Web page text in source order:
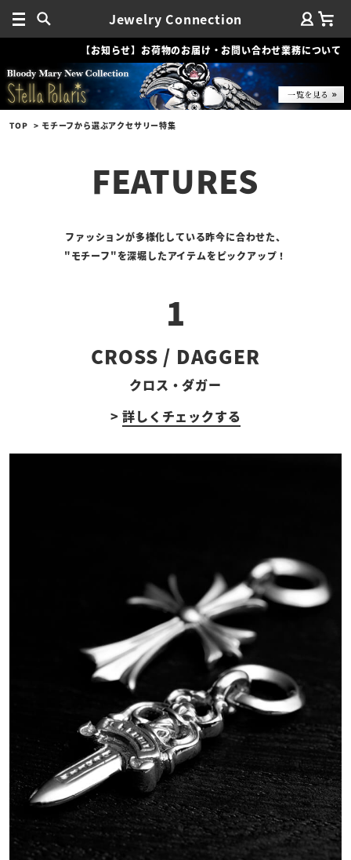
Jewelry Connection
【お知らせ】お荷物のお届け・お問い合わせ業務について
TOP モチーフから選ぶアクセサリー特集
FEATURES
ファッションが多様化している昨今に合わせた、
"モチーフ"を深堀したアイテムをピックアップ！
1
CROSS / DAGGER
クロス・ダガー
>詳しくチェックする